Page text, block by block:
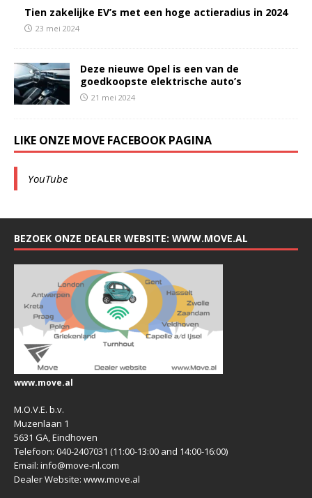
Tien zakelijke EV’s met een hoge actieradius in 2024
23 mei 2024
Deze nieuwe Opel is een van de
goedkoopste elektrische auto’s
21 mei 2024
LIKE ONZE MOVE FACEBOOK PAGINA
YouTube
BEZOEK ONZE DEALER WEBSITE: WWW.MOVE.AL
www.move.al
M.O.V.E. b.v.
Muzenlaan 1
5631 GA, Eindhoven
Telefoon: 040-2407031 (11:00-13:00 and 14:00-16:00)
Email: info@move-nl.com
Dealer Website: www.move.al